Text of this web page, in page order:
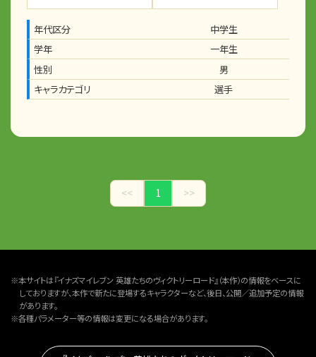
年代区分
中学生
学年
一年生
性別
男
キャラカテゴリ
選手
<< 1 >>
※本サイトは『イナズマイレブン 英雄たちのヴィクトリーロード』（本作）の情報をベースに
しておりますが、本作で新たに登場するキャラクターなど、後日、公開／追加予定の情報
があります。
※各種パラメーター等の情報は変更になる場合があります。